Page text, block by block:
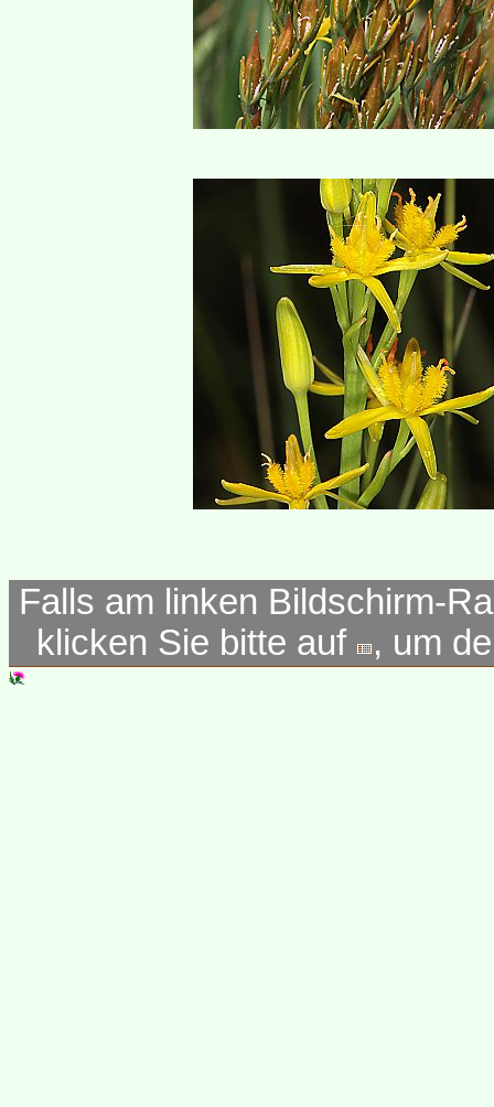
Falls am linken Bildschirm-
klicken Sie bitte auf
, um